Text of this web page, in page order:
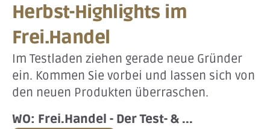
Herbst-Highlights im
Frei.Handel
Im Testladen ziehen gerade neue Gründer
ein. Kommen Sie vorbei und lassen sich von
den neuen Produkten überraschen.
WO: Frei.Handel - Der Test- & ...